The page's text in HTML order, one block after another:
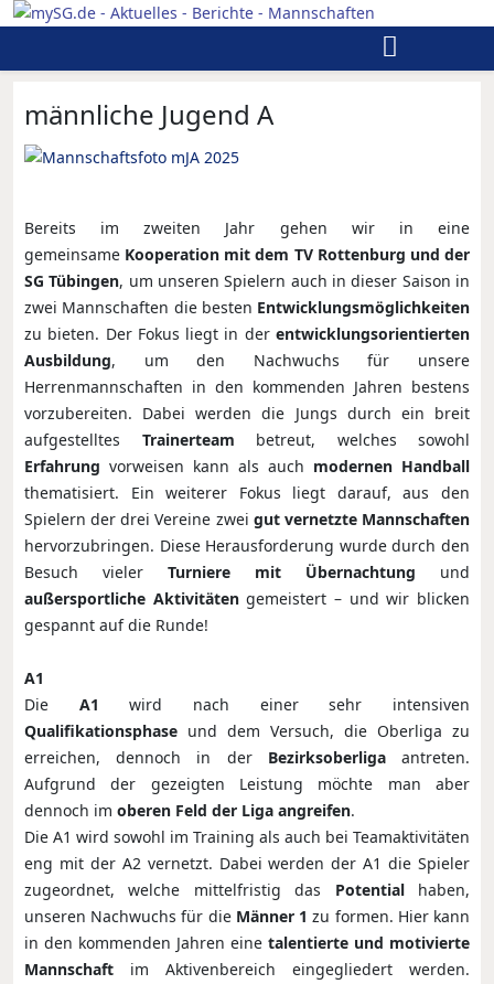
männliche Jugend A
Bereits im zweiten Jahr gehen wir in eine
gemeinsame Kooperation mit dem TV Rottenburg und der
SG Tübingen, um unseren Spielern auch in dieser Saison in
zwei Mannschaften die besten Entwicklungsmöglichkeiten
zu bieten. Der Fokus liegt in der entwicklungsorientierten
Ausbildung, um den Nachwuchs für unsere
Herrenmannschaften in den kommenden Jahren bestens
vorzubereiten. Dabei werden die Jungs durch ein breit
aufgestelltes Trainerteam betreut, welches sowohl
Erfahrung vorweisen kann als auch modernen Handball
thematisiert. Ein weiterer Fokus liegt darauf, aus den
Spielern der drei Vereine zwei gut vernetzte Mannschaften
hervorzubringen. Diese Herausforderung wurde durch den
Besuch vieler Turniere mit Übernachtung und
außersportliche Aktivitätengemeistert – und wir blicken
gespannt auf die Runde!
A1
Die A1 wird nach einer sehr intensiven
Qualifikationsphase und dem Versuch, die Oberliga zu
erreichen, dennoch in der Bezirksoberligaantreten.
Aufgrund der gezeigten Leistung möchte man aber
dennoch im oberen Feld der Liga angreifen.
Die A1 wird sowohl im Training als auch bei Teamaktivitäten
eng mit der A2 vernetzt. Dabei werden der A1 die Spieler
zugeordnet, welche mittelfristig das Potentialhaben,
unseren Nachwuchs für die Männer 1 zu formen. Hier kann
in den kommenden Jahren eine talentierte und motivierte
Mannschaft im Aktivenbereich eingegliedert werden.